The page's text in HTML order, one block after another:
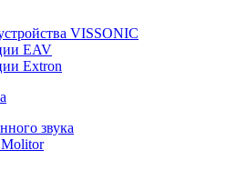
VISSONIC
EAV
Extron
звука